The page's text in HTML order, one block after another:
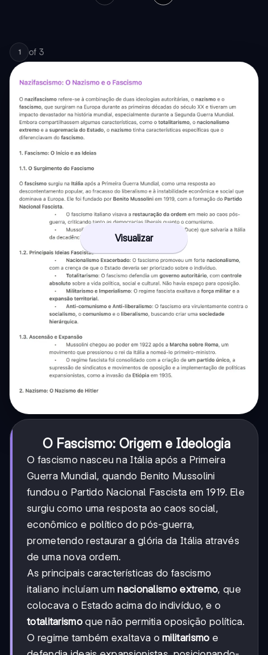
1 of 3
Visualizar
O Fascismo: Origem e Ideologia
O fascismo nasceu na Itália após a Primeira
Guerra Mundial, quando Benito Mussolini
fundou o Partido Nacional Fascista em 1919. Ele
surgiu como uma resposta ao caos social,
econômico e político do pós-guerra,
prometendo restaurar a glória da Itália através
de uma nova ordem.
As principais características do fascismo
italiano incluíam umnacionalismo extremo, que
colocava o Estado acima do indivíduo, e o
totalitarismoque não permitia oposição política.
O regime também exaltava omilitarismo e